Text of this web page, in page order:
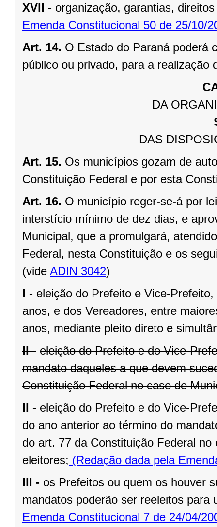
XVII - organização, garantias,
Emenda Constitucional 50 de 25/10/
Art. 14. O Estado do Paraná poderá
público ou privado, para a realização
DA
DAS
Art. 15. Os municípios gozam de
Constituição Federal e por esta
Art. 16. O município reger-se-á por
interstício mínimo de dez dias, e
Municipal, que a promulgará,
Federal, nesta Constituição e os
(vide ADIN 3042)
I - eleição do Prefeito e Vice-
anos, e dos Vereadores, entre
anos, mediante pleito direto e
II - eleição do Prefeito e do Vice-
mandato daqueles a que devem
Constituição Federal no caso de
II - eleição do Prefeito e do Vice-
do ano anterior ao término do
do art. 77 da Constituição Federal
eleitores; (Redação dada pela
III - os Prefeitos ou quem os houver
mandatos poderão ser reeleitos para
Emenda Constitucional 7 de 24/04/